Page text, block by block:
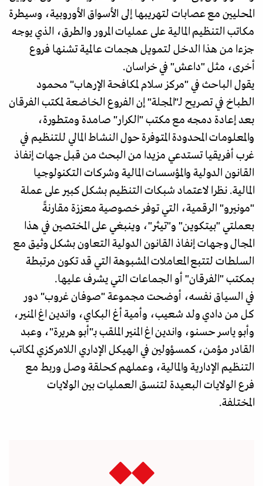
المحليين مع عصابات لتهريبها إلى الأسواق الأوروبية، وسيطرة
مكاتب التنظيم المالية على عمليات المرور والطرق، الذي يوجه
جزءا من هذا الدخل لتمويل هجمات عالمية تشنها فروع
أخرى، مثل "داعش" في خراسان.
يقول الباحث في "مركز سلام لمكافحة الإرهاب" محمود
الطباخ في تصريح لـ"المجلة" إن الفروع الخاضعة لمكتب الفرقان
بعد إعادة دمجه مع مكتب "الكرار" صامدة ومتطورة،
والمعلومات المحدودة المتوفرة حول النشاط المالي للتنظيم في
غرب أفريقيا تستدعي مزيدا من البحث من قبل جهات إنفاذ
القانون الدولية والمؤسسات المالية وشركات التكنولوجيا
المالية. نظرا لاعتماد شبكات التنظيم بشكل كبير على عملة
"مونيرو" الرقمية، التي توفر خصوصية معززة مقارنةً
بعملتي "بيتكوين" و"تيثر"، وينبغي على المختصين في هذا
المجال وجهات إنفاذ القانون الدولية التعاون بشكل وثيق مع
السلطات لتتبع المعاملات المشبوهة التي قد تكون مرتبطة
بمكتب "الفرقان" أو الجماعات التي يشرف عليها.
في السياق نفسه، أوضحت مجموعة "صوفان غروب" دور
كل من دادي ولد شعيب، وأمية أغ البكاي، واندين اغ المنير،
وأبو ياسر حسنو، واندين اغ المنير الملقب بـ"أبو هريرة"، وعبد
القادر مؤمن، كمسؤولين في الهيكل الإداري اللامركزي لمكاتب
التنظيم الإدارية والمالية، وعملهم كحلقة وصل وربط مع
فرع الولايات البعيدة لتنسق العمليات بين الولايات
المختلفة.